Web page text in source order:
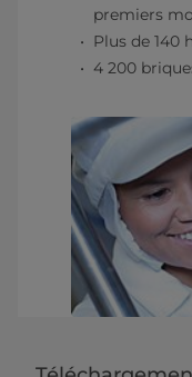
premiers
Plus de 140
4 200